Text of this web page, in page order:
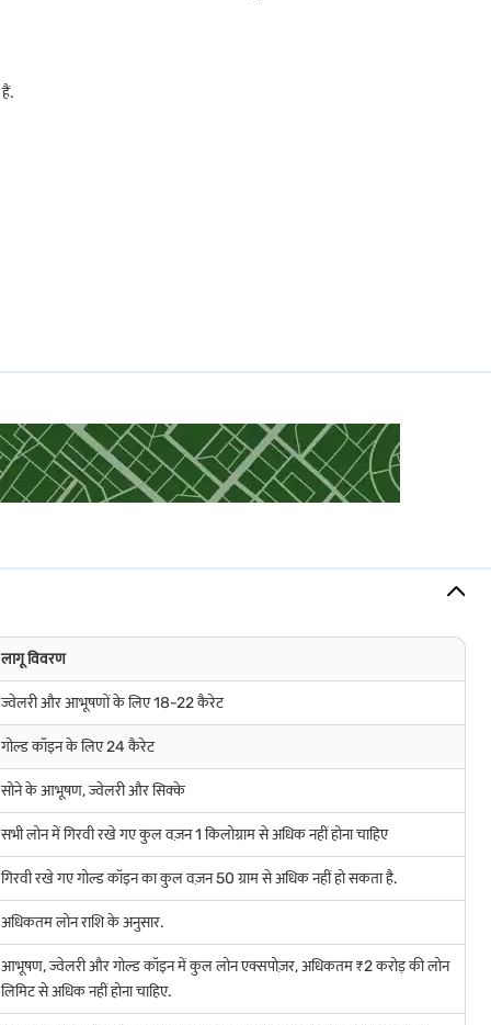
भारतीय अधिकारियों द्वारा निर्धारित आवश्यक शुद्धता मानकों को पूरा करती है.
मूल्यांकन के बाद कम कैरेट की ज्वेलरी पर विचार करते हैं. 9 कैरेट गोल्ड लोन की
लागू विवरण
ज्वेलरी और आभूषणों के लिए 18-22 कैरेट
गोल्ड कॉइन के लिए 24 कैरेट
सोने के आभूषण, ज्वेलरी और सिक्के
सभी लोन में गिरवी रखे गए कुल वज़न 1 किलोग्राम से अधिक नहीं होना चाहिए
गिरवी रखे गए गोल्ड कॉइन का कुल वज़न 50 ग्राम से अधिक नहीं हो सकता है.
अधिकतम लोन राशि के अनुसार.
आभूषण, ज्वेलरी और गोल्ड कॉइन में कुल लोन एक्सपोज़र, अधिकतम ₹2 करोड़ की लोन
लिमिट से अधिक नहीं होना चाहिए.